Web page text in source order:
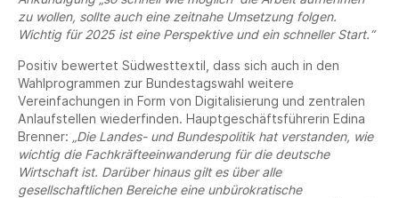
zu wollen, sollte auch eine zeitnahe Umsetzung folgen.
Wichtig für 2025 ist eine Perspektive und ein schneller Start.“
Positiv bewertet Südwesttextil, dass sich auch in den
Wahlprogrammen zur Bundestagswahl weitere
Vereinfachungen in Form von Digitalisierung und zentralen
Anlaufstellen wiederfinden. Hauptgeschäftsführerin Edina
Brenner: „Die Landes- und Bundespolitik hat verstanden, wie
wichtig die Fachkräfteeinwanderung für die deutsche
Wirtschaft ist. Darüber hinaus gilt es über alle
gesellschaftlichen Bereiche eine unbürokratische